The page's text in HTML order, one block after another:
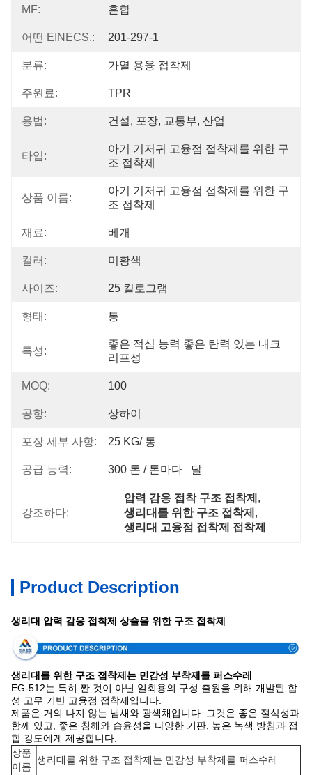
MF: 혼합
어떤 EINECS.: 201-297-1
분류: 가열 용융 접착제
주원료: TPR
용법: 건설, 포장, 교통부, 산업
타입:
아기 기저귀 고융점 접착제를 위한 구
조 접착제
상품 이름:
아기 기저귀 고융점 접착제를 위한 구
조 접착제
재료: 베개
컬러: 미황색
사이즈: 25 킬로그램
형태: 통
특성:
좋은 적심 능력 좋은 탄력 있는 내크
리프성
MOQ: 100
공항: 상하이
포장 세부 사항: 25 KG/ 통
공급 능력: 300 톤 / 톤마다   달
강조하다:
압력 감응 접착 구조 접착제 ,
생리대를 위한 구조 접착제 ,
생리대 고융점 접착제 접착제
Product Description
생리대 압력 감응 접착제 상술을 위한 구조 접착제
생리대를 위한 구조 접착제는 민감성 부착제를 퍼스수레
EG-512는 특히 짠 것이 아닌 일회용의 구성 출원을 위해 개발된 합
성 고무 기반 고융점 접착제입니다.
제품은 거의 나지 않는 냄새와 광색채입니다. 그것은 좋은 절삭성과
함께 있고, 좋은 침해와 습윤성을 다양한 기판, 높은 녹색 방침과 접
합 강도에게 제공합니다.
상품
이름
생리대를 위한 구조 접착제는 민감성 부착제를 퍼스수레